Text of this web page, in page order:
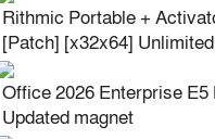
Rithmic Portable +
[Patch] [x32x64] Unlimited
Office 2026 Enterprise E5
Updated magnet